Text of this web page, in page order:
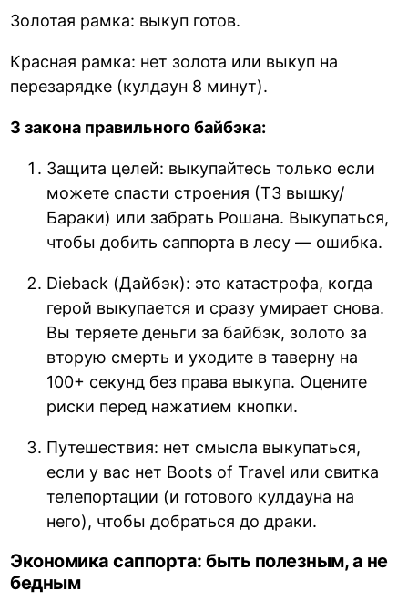
Золотая рамка: выкуп готов.
Красная рамка: нет золота или выкуп на
перезарядке (кулдаун 8 минут).
3 закона правильного байбэка:
Защита целей: выкупайтесь только если
можете спасти строения (Т3 вышку/
Бараки) или забрать Рошана. Выкупаться,
чтобы добить саппорта в лесу — ошибка.
Dieback (Дайбэк): это катастрофа, когда
герой выкупается и сразу умирает снова.
Вы теряете деньги за байбэк, золото за
вторую смерть и уходите в таверну на
100+ секунд без права выкупа. Оцените
риски перед нажатием кнопки.
Путешествия: нет смысла выкупаться,
если у вас нет Boots of Travel или свитка
телепортации (и готового кулдауна на
него), чтобы добраться до драки.
Экономика саппорта: быть полезным, а не
бедным